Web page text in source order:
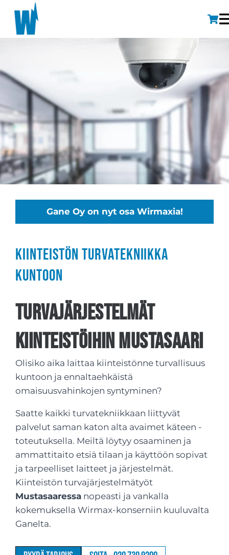
Gane Oy on nyt osa Wirmaxia!
Kiinteistön turvatekniikka
kuntoon
Turvajärjestelmät
kiinteistöihin Mustasaari
Olisiko aika laittaa kiinteistönne turvallisuus
kuntoon ja ennaltaehkäistä
omaisuusvahinkojen syntyminen?
Saatte kaikki turvatekniikkaan liittyvät
palvelut saman katon alta avaimet käteen -
toteutuksella. Meiltä löytyy osaaminen ja
ammattitaito etsiä tilaan ja käyttöön sopivat
ja tarpeelliset laitteet ja järjestelmät.
Kiinteistön turvajärjestelmätyöt
Mustasaaressa nopeasti ja vankalla
kokemuksella Wirmax-konserniin kuuluvalta
Ganelta.